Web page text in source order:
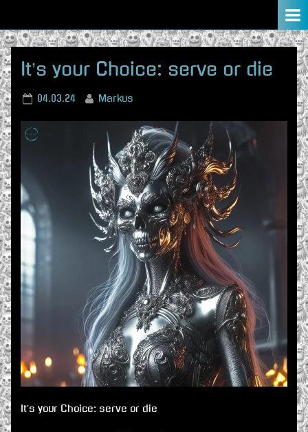
to
content
It’s your Choice: serve or die
Posted
04.03.24 By
Markus
It’s your Choice: serve or die